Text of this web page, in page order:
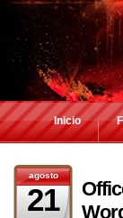
Inicio
agosto
21